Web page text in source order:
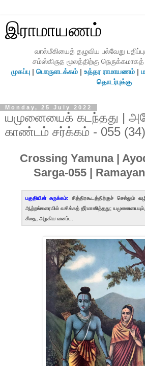
இராமாயணம்
வால்மீகியைத் தழுவிய பல்வேறு
சம்ஸ்கிருத மூலத்திற்கு நெருக்கமாகத்
முகப்பு | பொருளடக்கம் | உத்தர ராமாயணம் |
தொடர்புக்கு
Monday, 25 July 2022
யமுனையைக் கடந்தது |
காண்டம் சர்க்கம் - 055 (34)
Crossing Yamuna |
Sarga-055 |
பகுதியின் சுருக்கம்:
சித்திரகூடத்திற்குச் செல்லும்
ஆற்றங்கரையில் வசிக்கத் தீர்மானித்தது;
சீதை; அழகிய வனம்...